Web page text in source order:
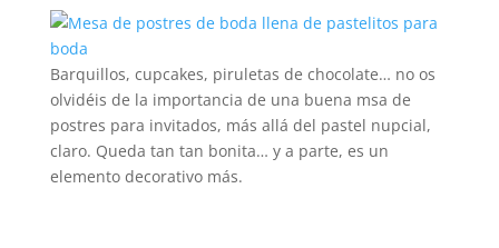
Barquillos, cupcakes, piruletas de chocolate… no os
olvidéis de la importancia de una buena msa de
postres para invitados, más allá del pastel nupcial,
claro. Queda tan tan bonita… y a parte, es un
elemento decorativo más.